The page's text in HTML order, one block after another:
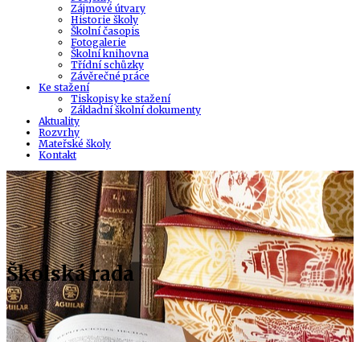
Zájmové útvary
Historie školy
Školní časopis
Fotogalerie
Školní knihovna
Třídní schůzky
Závěrečné práce
Ke stažení
Tiskopisy ke stažení
Základní školní dokumenty
Aktuality
Rozvrhy
Mateřské školy
Kontakt
Školská rada